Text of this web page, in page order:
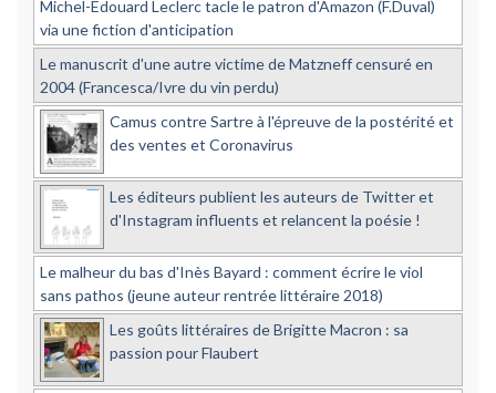
Michel-Edouard Leclerc tacle le patron d'Amazon (F.Duval)
via une fiction d'anticipation
Le manuscrit d'une autre victime de Matzneff censuré en
2004 (Francesca/Ivre du vin perdu)
Camus contre Sartre à l'épreuve de la postérité et
des ventes et Coronavirus
Les éditeurs publient les auteurs de Twitter et
d'Instagram influents et relancent la poésie !
Le malheur du bas d'Inès Bayard : comment écrire le viol
sans pathos (jeune auteur rentrée littéraire 2018)
Les goûts littéraires de Brigitte Macron : sa
passion pour Flaubert